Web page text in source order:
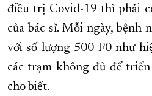
điều trị Covid-19 thì phải
của bác sĩ. Mỗi ngày, bệnh
với số lượng 500 F0 như
các trạm không đủ để
cho biết.